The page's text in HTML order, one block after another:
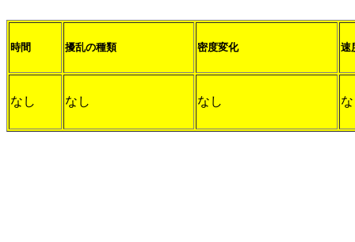
時間 擾乱の種類 密度変化 速
なし なし なし